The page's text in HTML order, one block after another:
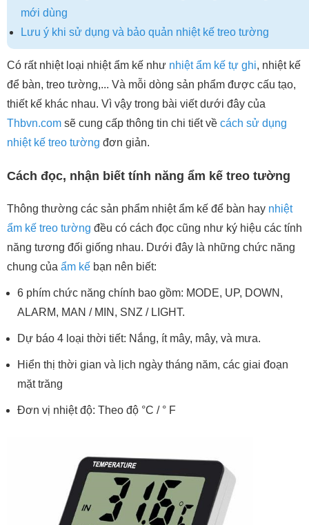
mới dùng
Lưu ý khi sử dụng và bảo quản nhiệt kế treo tường
Có rất nhiệt loại nhiệt ẩm kế như nhiệt ẩm kế tự ghi, nhiệt kế
để bàn, treo tường,... Và mỗi dòng sản phẩm được cấu tạo,
thiết kế khác nhau. Vì vậy trong bài viết dưới đây của
Thbvn.com sẽ cung cấp thông tin chi tiết về cách sử dụng
nhiệt kế treo tường đơn giản.
Cách đọc, nhận biết tính năng ẩm kế treo tường
Thông thường các sản phẩm nhiệt ẩm kế để bàn hay nhiệt
ẩm kế treo tường đều có cách đọc cũng như ký hiệu các tính
năng tương đối giống nhau. Dưới đây là những chức năng
chung của ẩm kế bạn nên biết:
6 phím chức năng chính bao gồm: MODE, UP, DOWN,
ALARM, MAN / MIN, SNZ / LIGHT.
Dự báo 4 loại thời tiết: Nắng, ít mây, mây, và mưa.
Hiển thị thời gian và lịch ngày tháng năm, các giai đoạn
mặt trăng
Đơn vị nhiệt độ: Theo độ °C / ° F